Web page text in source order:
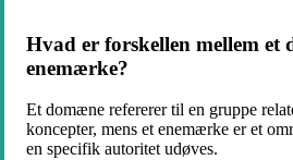
Hvad er forskellen mellem et
enemærke?
Et domæne refererer til en gruppe
koncepter, mens et enemærke er et
en specifik autoritet udøves.